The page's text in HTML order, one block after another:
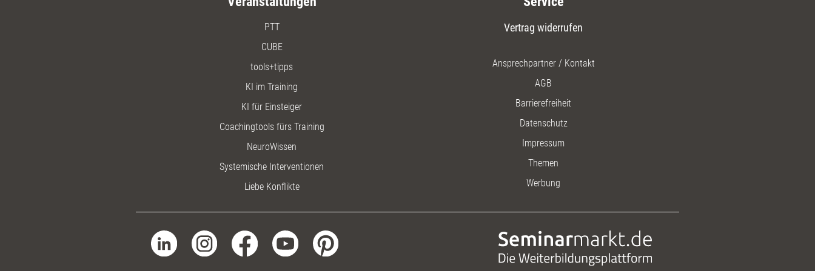
PTT
CUBE
tools+tipps
KI im Training
KI für Einsteiger
Coachingtools fürs Training
NeuroWissen
Systemische Interventionen
Liebe Konflikte
Vertrag widerrufen
Ansprechpartner / Kontakt
AGB
Barrierefreiheit
Datenschutz
Impressum
Themen
Werbung